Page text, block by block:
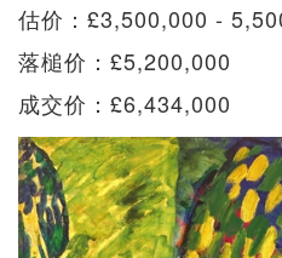
估价：£3,500,000 -
落槌价：£5,200,000
成交价：£6,434,000